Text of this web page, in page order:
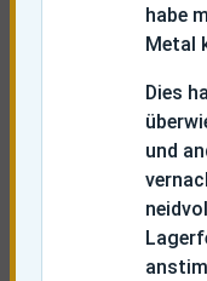
habe
Metal
Dies
und